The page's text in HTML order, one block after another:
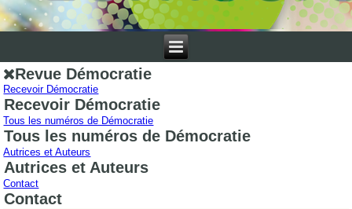
Revue Démocratie
Recevoir Démocratie
Recevoir Démocratie
Tous les numéros de Démocratie
Tous les numéros de Démocratie
Autrices et Auteurs
Autrices et Auteurs
Contact
Contact